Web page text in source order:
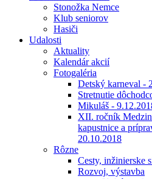
Stonožka Nemce
Klub seniorov
Hasiči
Udalosti
Aktuality
Kalendár akcií
Fotogaléria
Detský karneval -
Stretnutie
Mikuláš -
XII. ročník
kapustnice a
20.10.2018
Rôzne
Cesty, inžinierske
Rozvoj, výstavba